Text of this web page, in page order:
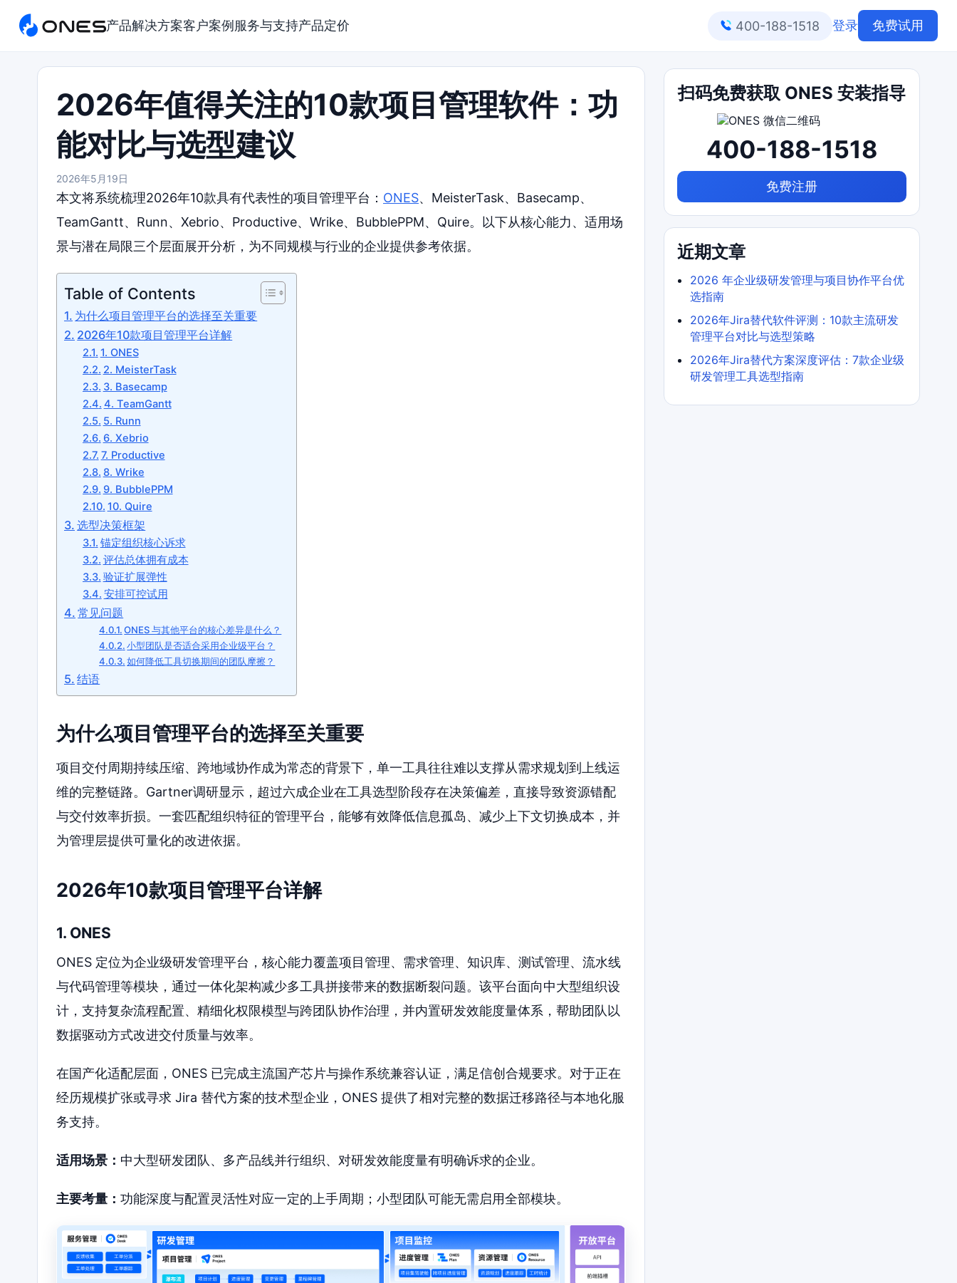
产品解决方案客户案例 服务与支持产品定价 400-188-1518 登录 免费试用
2026年值得关注的10款项目管理软件：功
能对比与选型建议
2026年5月19日
本文将系统梳理2026年10款具有代表性的项目管理平台： ONES、MeisterTask、Basecamp、
TeamGantt、Runn、Xebrio、Productive、Wrike、BubblePPM、Quire。以下从核心能力、适用场
景与潜在局限三个层面展开分析，为不同规模与行业的企业提供参考依据。
Table of Contents
为什么项目管理平台的选择至关重要
2026年10款项目管理平台详解
1. ONES
2. MeisterTask
3. Basecamp
4. TeamGantt
5. Runn
6. Xebrio
7. Productive
8. Wrike
9. BubblePPM
10. Quire
选型决策框架
锚定组织核心诉求
评估总体拥有成本
验证扩展弹性
安排可控试用
常见问题
ONES 与其他平台的核心差异是什么？
小型团队是否适合采用企业级平台？
如何降低工具切换期间的团队摩擦？
结语
为什么项目管理平台的选择至关重要
项目交付周期持续压缩、跨地域协作成为常态的背景下，单一工具往往难以支撑从需求规划到上线运
维的完整链路。Gartner调研显示，超过六成企业在工具选型阶段存在决策偏差，直接导致资源错配
与交付效率折损。一套匹配组织特征的管理平台，能够有效降低信息孤岛、减少上下文切换成本，并
为管理层提供可量化的改进依据。
2026年10款项目管理平台详解
1. ONES
ONES 定位为企业级研发管理平台，核心能力覆盖项目管理、需求管理、知识库、测试管理、流水线
与代码管理等模块，通过一体化架构减少多工具拼接带来的数据断裂问题。该平台面向中大型组织设
计，支持复杂流程配置、精细化权限模型与跨团队协作治理，并内置研发效能度量体系，帮助团队以
数据驱动方式改进交付质量与效率。
在国产化适配层面，ONES 已完成主流国产芯片与操作系统兼容认证，满足信创合规要求。对于正在
经历规模扩张或寻求 Jira 替代方案的技术型企业，ONES 提供了相对完整的数据迁移路径与本地化服
务支持。
适用场景： 中大型研发团队、多产品线并行组织、对研发效能度量有明确诉求的企业。
主要考量： 功能深度与配置灵活性对应一定的上手周期；小型团队可能无需启用全部模块。
扫码免费获取 ONES 安装指导
400-188-1518
免费注册
近期文章
2026 年企业级研发管理与项目协作平台优
选指南
2026年Jira替代软件评测：10款主流研发
管理平台对比与选型策略
2026年Jira替代方案深度评估：7款企业级
研发管理工具选型指南